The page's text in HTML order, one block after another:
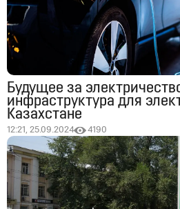
Будущее за
инфраструктура для
Казахстане
12:21, 25.09.2024 4190